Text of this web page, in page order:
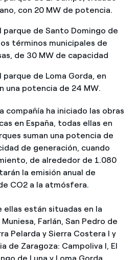
con 20 MW de potencia.
parque de Santo Domingo de
términos municipales de
de 30 MW de capacidad
parque de Loma Gorda, en
una potencia de 24 MW.
compañía ha iniciado las obras
en España, todas ellas en
suman una potencia de
de generación, cuando
de alrededor de 1.080
la emisión anual de
CO2 a la atmósfera.
ellas están situadas en la
Farlán, San Pedro de
Pelarda y Sierra Costera I y
de Zaragoza: Campoliva I, El